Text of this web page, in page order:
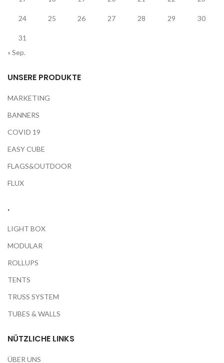
24 25 26 27 28 29 30
31
« Sep.
UNSERE PRODUKTE
MARKETING
BANNERS
COVID 19
EASY CUBE
FLAGS&OUTDOOR
FLUX
.
LIGHT BOX
MODULAR
ROLLUPS
TENTS
TRUSS SYSTEM
TUBES & WALLS
NÜTZLICHE LINKS
ÜBER UNS